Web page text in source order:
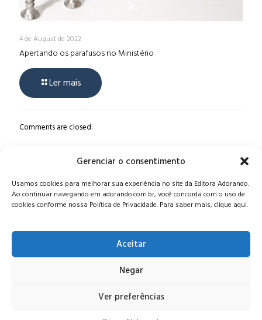
Gerenciar o consentimento
Usamos cookies para melhorar sua experiência no site da Editora Adorando.
Ao continuar navegando em adorando.com.br, você concorda com o uso de
cookies conforme nossa Política de Privacidade. Para saber mais, clique aqui.
Aceitar
Negar
Ver preferências
4 de August de 2022
Apertando os parafusos no Ministério
Ler mais
Comments are closed.
Alameda Oscar Niemeyer, 1033 – 7º Andar - Portaria 04, Vila da
Serra - Nova Lima/MG, CEP: 34006-065 - MG
CONTATO:editora@adorando.com.br
Consulte nossapolítica de privacidade